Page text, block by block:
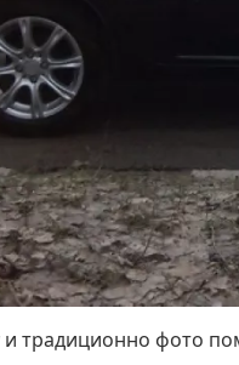
и традиционно фото